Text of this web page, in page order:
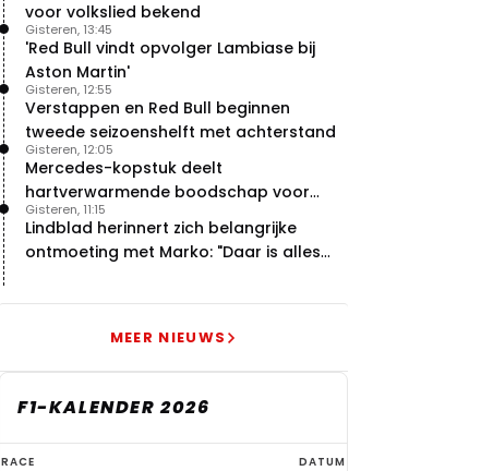
voor volkslied bekend
'Red Bull vindt opvolger Lambiase bij
Aston Martin'
Gisteren, 13:45
Verstappen en Red Bull beginnen
tweede seizoenshelft met achterstand
Gisteren, 12:55
Mercedes-kopstuk deelt
hartverwarmende boodschap voor
overstap naar Red Bull
Gisteren, 12:05
Lindblad herinnert zich belangrijke
ontmoeting met Marko: "Daar is alles
Gisteren, 11:15
MEER NIEUWS
F1-KALENDER 2026
F1-
RACE DATUM